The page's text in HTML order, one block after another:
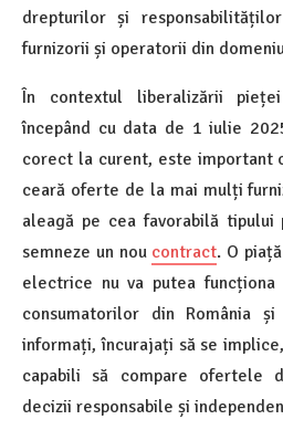
drepturilor și
furnizorii și operatorii din
În contextul liberalizării
începând cu data de 1 iulie
corect la curent, este important
ceară oferte de la mai mulți
aleagă pe cea favorabilă tipului
semneze un nou contract. O
electrice nu va putea
consumatorilor din România
informați, încurajați să se
capabili să compare ofertele
decizii responsabile și